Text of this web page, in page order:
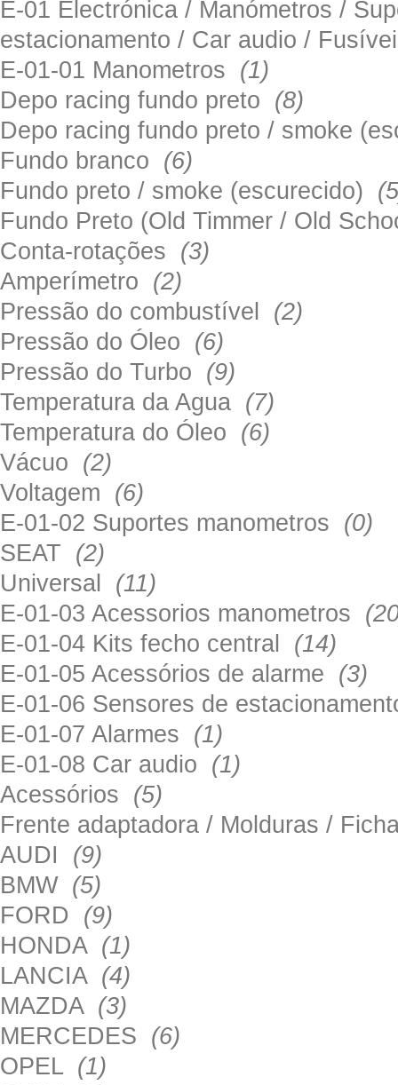
E-01 Electrónica / Manómetros /
estacionamento / Car audio /
E-01-01 Manometros (1)
Depo racing fundo preto (8)
Depo racing fundo preto / smoke
Fundo branco (6)
Fundo preto / smoke (escurecido)
Fundo Preto (Old Timmer / Old
Conta-rotações (3)
Amperímetro (2)
Pressão do combustível (2)
Pressão do Óleo (6)
Pressão do Turbo (9)
Temperatura da Agua (7)
Temperatura do Óleo (6)
Vácuo (2)
Voltagem (6)
E-01-02 Suportes manometros (0)
SEAT (2)
Universal (11)
E-01-03 Acessorios manometros
E-01-04 Kits fecho central (14)
E-01-05 Acessórios de alarme (3)
E-01-06 Sensores de
E-01-07 Alarmes (1)
E-01-08 Car audio (1)
Acessórios (5)
Frente adaptadora / Molduras /
AUDI (9)
BMW (5)
FORD (9)
HONDA (1)
LANCIA (4)
MAZDA (3)
MERCEDES (6)
OPEL (1)